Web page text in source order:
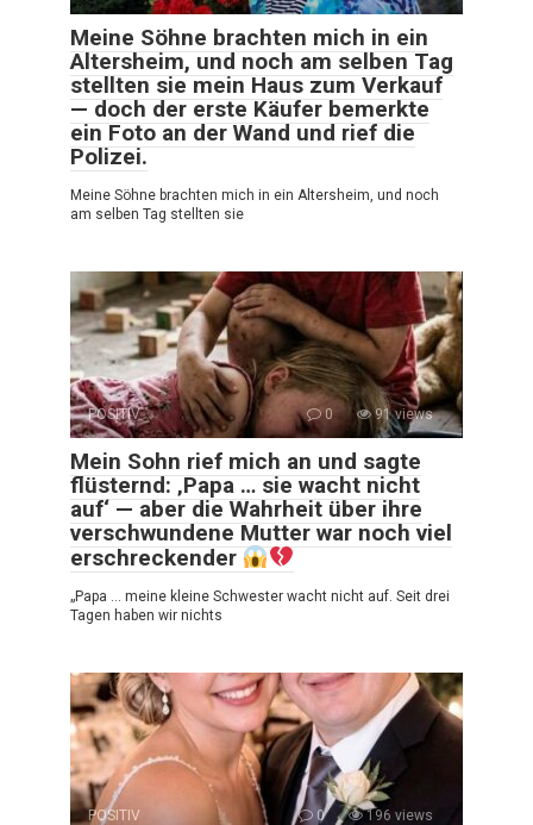
Meine Söhne brachten mich in ein
Altersheim, und noch am selben Tag
stellten sie mein Haus zum Verkauf
— doch der erste Käufer bemerkte
ein Foto an der Wand und rief die
Polizei.
Meine Söhne brachten mich in ein Altersheim, und noch
am selben Tag stellten sie
POSITIV 0 91 views
Mein Sohn rief mich an und sagte
flüsternd: ‚Papa … sie wacht nicht
auf‘ — aber die Wahrheit über ihre
verschwundene Mutter war noch viel
erschreckender
„Papa … meine kleine Schwester wacht nicht auf. Seit drei
Tagen haben wir nichts
POSITIV 0 196 views